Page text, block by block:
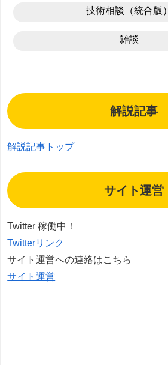
技術相談（統合版）
雑談
解説記事
解説記事トップ
サイト運営
Twitter 稼働中！
Twitterリンク
サイト運営への連絡はこちら
サイト運営